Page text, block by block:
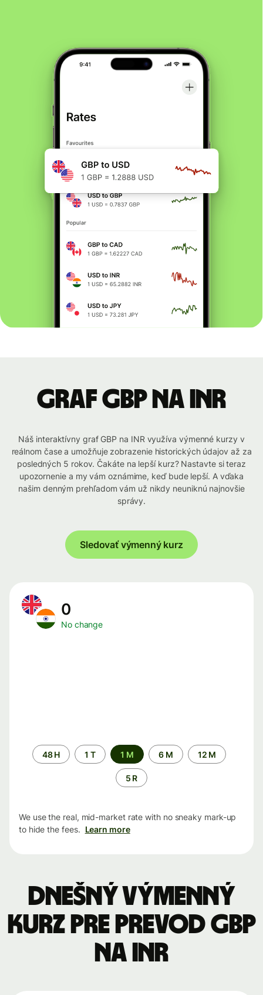
graf GBP na INR
Náš interaktívny graf GBP na INR využíva výmenné kurzy v
reálnom čase a umožňuje zobrazenie historických údajov až za
posledných 5 rokov. Čakáte na lepší kurz? Nastavte si teraz
upozornenie a my vám oznámime, keď bude lepší. A vďaka
našim denným prehľadom vám už nikdy neuniknú najnovšie
správy.
Sledovať výmenný kurz
0
No change
Time
period
48 H 1 T 1 M 6 M 12 M
5 R
We use the real, mid-market rate with no sneaky mark-up
to hide the fees. Learn more
Dnešný výmenný
kurz pre prevod GBP
na INR